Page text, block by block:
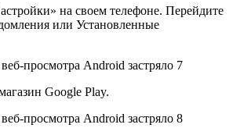
на своем телефоне. Перейдите
или Установленные
Google Play.